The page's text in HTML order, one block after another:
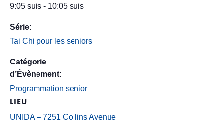
9:05 suis - 10:05 suis
Série:
Tai Chi pour les seniors
Catégorie
d’Évènement:
Programmation senior
LIEU
UNIDA – 7251 Collins Avenue